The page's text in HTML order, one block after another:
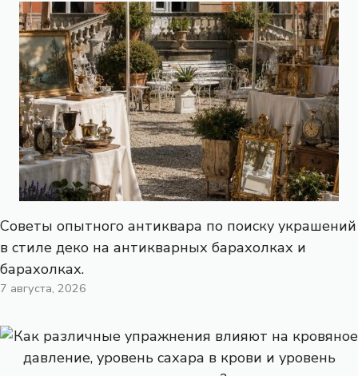
Советы опытного антиквара по поиску украшений
в стиле деко на антикварных барахолках и
барахолках.
7 августа, 2026